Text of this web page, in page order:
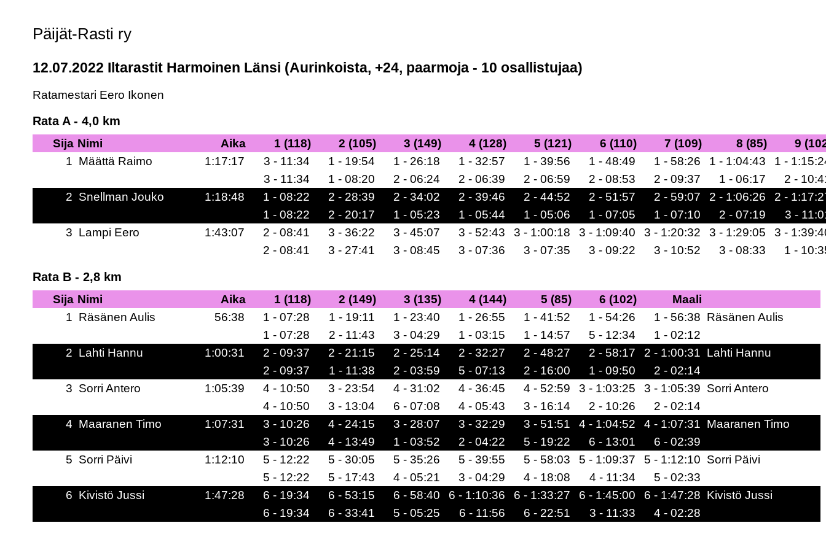
Päijät-Rasti ry
12.07.2022 Iltarastit Harmoinen Länsi (Aurinkoista, +24, paarmoja - 10 osallistujaa)
Ratamestari Eero Ikonen
Rata A - 4,0 km
Sija Nimi Aika 1 (118) 2 (105) 3 (149) 4 (128) 5 (121) 6 (110) 7 (109) 8 (85)
9
1 Määttä Raimo 1:17:17 3 - 11:34 1 - 19:54 1 - 26:18 1 - 32:57 1 - 39:56 1 - 48:49 1 - 58:26 1 - 1:04:43
1 -
3 - 11:34
1 - 08:20 2 - 06:24 2 - 06:39 2 - 06:59 2 - 08:53 2 - 09:37 1 - 06:17
2 -
2 Snellman Jouko 1:18:48 1 - 08:22 2 - 28:39 2 - 34:02 2 - 39:46 2 - 44:52 2 - 51:57 2 - 59:07 2 - 1:06:26
2 -
1 - 08:22
2 - 20:17 1 - 05:23 1 - 05:44 1 - 05:06 1 - 07:05 1 - 07:10 2 - 07:19
3 -
3 Lampi Eero 1:43:07 2 - 08:41 3 - 36:22 3 - 45:07 3 - 52:43 3 - 1:00:18 3 - 1:09:40 3 - 1:20:32 3 - 1:29:05
3 -
2 - 08:41
3 - 27:41 3 - 08:45 3 - 07:36 3 - 07:35 3 - 09:22 3 - 10:52 3 - 08:33 1 -
Rata B - 2,8 km
Sija Nimi Aika 1 (118) 2 (149) 3 (135) 4 (144) 5 (85) 6 (102)
Maali
1 Räsänen Aulis 56:38 1 - 07:28 1 - 19:11 1 - 23:40 1 - 26:55 1 - 41:52 1 - 54:26 1 - 56:38 Räsänen Aulis
1 - 07:28
2 - 11:43 3 - 04:29 1 - 03:15 1 - 14:57 5 - 12:34
1 - 02:12
2 Lahti Hannu 1:00:31 2 - 09:37 2 - 21:15 2 - 25:14 2 - 32:27 2 - 48:27 2 - 58:17 2 - 1:00:31 Lahti Hannu
2 - 09:37
1 - 11:38 2 - 03:59 5 - 07:13 2 - 16:00 1 - 09:50
2 - 02:14
3 Sorri Antero 1:05:39 4 - 10:50 3 - 23:54 4 - 31:02 4 - 36:45 4 - 52:59 3 - 1:03:25 3 - 1:05:39 Sorri Antero
4 - 10:50
3 - 13:04 6 - 07:08 4 - 05:43 3 - 16:14 2 - 10:26
2 - 02:14
4 Maaranen Timo 1:07:31 3 - 10:26 4 - 24:15 3 - 28:07 3 - 32:29 3 - 51:51 4 - 1:04:52 4 - 1:07:31 Maaranen Timo
3 - 10:26
4 - 13:49 1 - 03:52 2 - 04:22 5 - 19:22 6 - 13:01
6 - 02:39
5 Sorri Päivi 1:12:10 5 - 12:22 5 - 30:05 5 - 35:26 5 - 39:55 5 - 58:03 5 - 1:09:37 5 - 1:12:10 Sorri Päivi
5 - 12:22
5 - 17:43 4 - 05:21 3 - 04:29 4 - 18:08 4 - 11:34
5 - 02:33
6 Kivistö Jussi 1:47:28 6 - 19:34 6 - 53:15 6 - 58:40 6 - 1:10:36 6 - 1:33:27 6 - 1:45:00 6 - 1:47:28 Kivistö Jussi
6 - 19:34
6 - 33:41 5 - 05:25 6 - 11:56 6 - 22:51 3 - 11:33 4 - 02:28